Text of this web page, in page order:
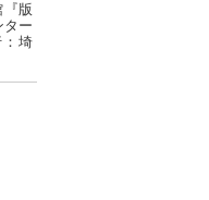
版
ー
埼